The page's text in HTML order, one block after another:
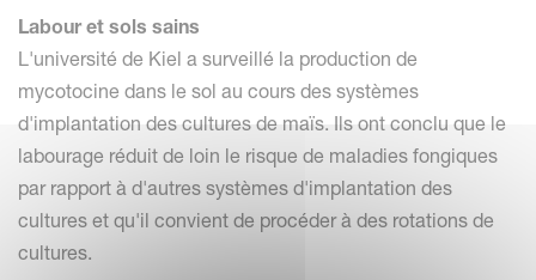
Labour et sols sains
L'université de Kiel a surveillé la production de
mycotocine dans le sol au cours des systèmes
d'implantation des cultures de maïs. Ils ont conclu que le
labourage réduit de loin le risque de maladies fongiques
par rapport à d'autres systèmes d'implantation des
cultures et qu'il convient de procéder à des rotations de
cultures.